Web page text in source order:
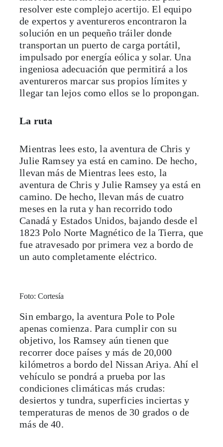
resolver este complejo acertijo. El equipo
de expertos y aventureros encontraron la
solución en un pequeño tráiler donde
transportan un puerto de carga portátil,
impulsado por energía eólica y solar. Una
ingeniosa adecuación que permitirá a los
aventureros marcar sus propios límites y
llegar tan lejos como ellos se lo propongan.
La ruta
Mientras lees esto, la aventura de Chris y
Julie Ramsey ya está en camino. De hecho,
llevan más de Mientras lees esto, la
aventura de Chris y Julie Ramsey ya está en
camino. De hecho, llevan más de cuatro
meses en la ruta y han recorrido todo
Canadá y Estados Unidos, bajando desde el
1823 Polo Norte Magnético de la Tierra, que
fue atravesado por primera vez a bordo de
un auto completamente eléctrico.
Foto: Cortesía
Sin embargo, la aventura Pole to Pole
apenas comienza. Para cumplir con su
objetivo, los Ramsey aún tienen que
recorrer doce países y más de 20,000
kilómetros a bordo del Nissan Ariya. Ahí el
vehículo se pondrá a prueba por las
condiciones climáticas más crudas:
desiertos y tundra, superficies inciertas y
temperaturas de menos de 30 grados o de
más de 40.